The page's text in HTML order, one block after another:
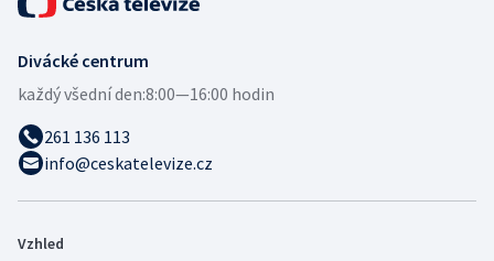
Divácké centrum
každý všední den:8:00—16:00 hodin
261 136 113
info@ceskatelevize.cz
Vzhled